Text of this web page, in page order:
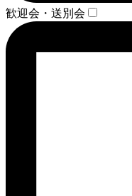
歓迎会・送別会